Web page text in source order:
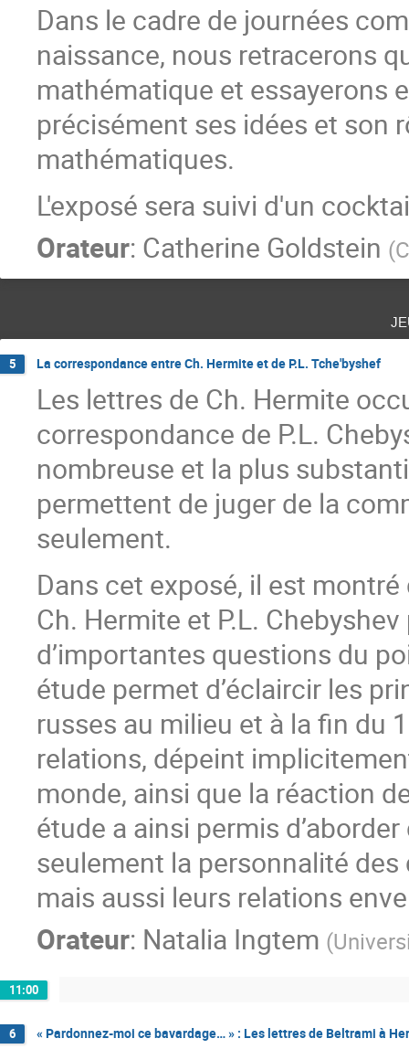
Dans le cadre de journées
naissance, nous retracerons
mathématique et essayerons
précisément ses idées et son
mathématiques.
L'exposé sera suivi d'un
Orateur: Catherine Goldstein (
5 La correspondance entre Ch. Hermite et de P.L. Tche'byshef
Les lettres de Ch. Hermite
correspondance de P.L.
nombreuse et la plus
permettent de juger de la
seulement.
Dans cet exposé, il est
Ch. Hermite et P.L.
d’importantes questions du
étude permet d’éclaircir les
russes au milieu et à la fin du
relations, dépeint
monde, ainsi que la réaction
étude a ainsi permis
seulement la personnalité
mais aussi leurs relations
Orateur: Natalia Ingtem (
11:00
6 « Pardonnez-moi ce bavardage… » : Les lettres de Beltrami à